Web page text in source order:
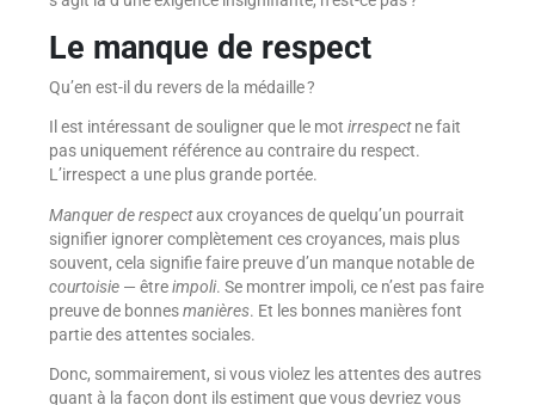
Le manque de respect
Qu’en est-il du revers de la médaille ?
Il est intéressant de souligner que le mot irrespectne fait
pas uniquement référence au contraire du respect.
L’irrespect a une plus grande portée.
Manquer de respectaux croyances de quelqu’un pourrait
signifier ignorer complètement ces croyances, mais plus
souvent, cela signifie faire preuve d’un manque notable de
courtoisie— êtreimpoli. Se montrer impoli, ce n’est pas faire
preuve de bonnesmanières. Et les bonnes manières font
partie des attentes sociales.
Donc, sommairement, si vous violez les attentes des autres
quant à la façon dont ils estiment que vous devriez vous